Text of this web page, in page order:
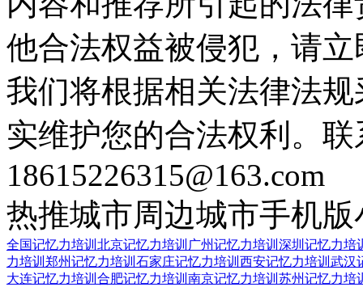
他合法权益被侵犯，请
我们将根据相关法律法
实维护您的合法权利。
18615226315@163.com
热推城市周边城市手机版
全国记忆力培训 北京记忆力培训 广州记忆力培训 深圳记忆力培
力培训 郑州记忆力培训 石家庄记忆力培训 西安记忆力培训 武汉
大连记忆力培训 合肥记忆力培训 南京记忆力培训 苏州记忆力培